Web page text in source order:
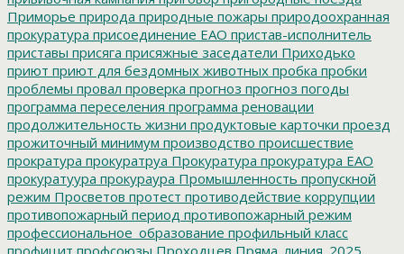
Приморье природа природные пожары природоохранная
прокуратура присоединение ЕАО пристав-исполнитель
приставы присяга присяжные заседатели Приходько
приют приют для бездомных животных пробка пробки
проблемы провал проверка прогноз прогноз погоды
программа переселения программа реновации
продолжительность жизни продуктовые карточки проезд
прожиточный минимум производство происшествие
прократура прокуратруа Прокуратура прокуратура ЕАО
прокуратуура прокураура Промышленность пропускной
режим Просветов протест противодействие коррупции
противопожарный период противопожарный режим
профессиональное_образование профильный класс
профицит профсоюзы Проходцев Пряма_линия_2025